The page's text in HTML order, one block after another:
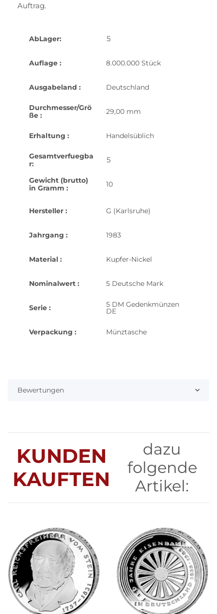
Auftrag.
AbLager: 5
Auflage : 8.000.000 Stück
Ausgabeland : Deutschland
Durchmesser/Grö
ße :
29,00 mm
Erhaltung : Handelsüblich
Gesamtverfuegba
r:
5
Gewicht (brutto)
in Gramm :
10
Hersteller : G (Karlsruhe)
Jahrgang : 1983
Material : Kupfer-Nickel
Nominalwert : 5 Deutsche Mark
Serie : 5 DM Gedenkmünzen
DE
Verpackung : Münztasche
Bewertungen
KUNDEN
KAUFTEN
dazu
folgende
Artikel: